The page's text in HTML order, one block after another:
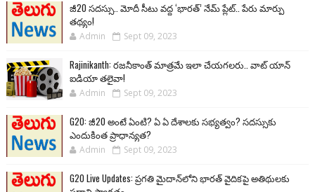
జీ20 సదస్సు.. మోదీ సీటు వద్ద ‘భారత్’ నేమ్ ప్లేట్‌.. పేరు మార్పు
తథ్యం!
Admin Sept 09, 2023
Rajinikanth: రజనీకాంత్ మాత్రమే ఇలా చేయగలరు.. వాట్ యాన్
ఐడియా తలైవా!
Admin Sept 09, 2023
G20: జీ20 అంటే ఏంటి? ఏ ఏ దేశాలకు సభ్యత్వం? సదస్సుకు
ఎందుకింత ప్రాధాన్యత?
Admin Sept 09, 2023
G20 Live Updates: ప్రగతి మైదాన్‌లోని భారత్ వైదికపై అతిథులకు